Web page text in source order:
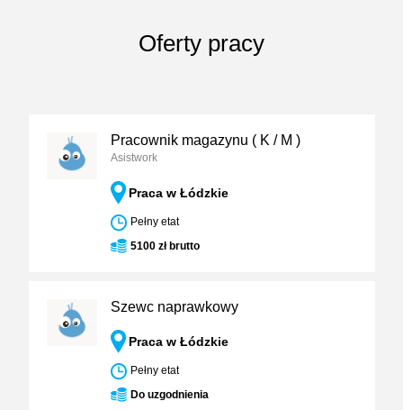
Oferty pracy
Pracownik magazynu ( K / M )
Asistwork
Praca w Łódzkie
Pełny etat
5100 zł brutto
Szewc naprawkowy
Praca w Łódzkie
Pełny etat
Do uzgodnienia